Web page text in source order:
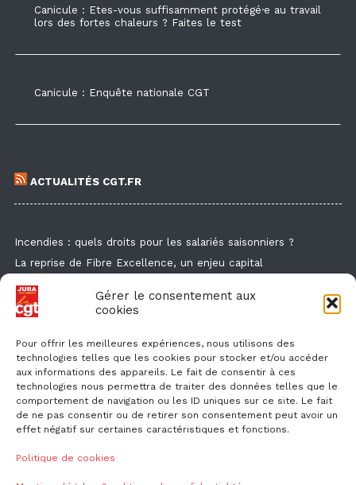
Gérer le consentement aux
cookies
Pour offrir les meilleures expériences, nous utilisons des
technologies telles que les cookies pour stocker et/ou accéder
aux informations des appareils. Le fait de consentir à ces
technologies nous permettra de traiter des données telles que le
comportement de navigation ou les ID uniques sur ce site. Le fait
de ne pas consentir ou de retirer son consentement peut avoir un
effet négatif sur certaines caractéristiques et fonctions.
Politique de cookies
Canicule : Etes-vous suffisamment protégé·e au travail
lors des fortes chaleurs ? Faites le test
Canicule : Enquête nationale CGT
ACTUALITÉS CGT.FR
Incendies : quels droits pour les salariés saisonniers ?
La reprise de Fibre Excellence, un enjeu capital
Guide de la formation syndicale
Formation syndicale : les affiches